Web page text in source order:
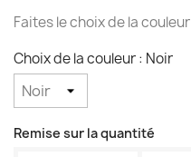
Faites le choix de la couleur
Choix de la couleur : Noir
Remise sur la quantité